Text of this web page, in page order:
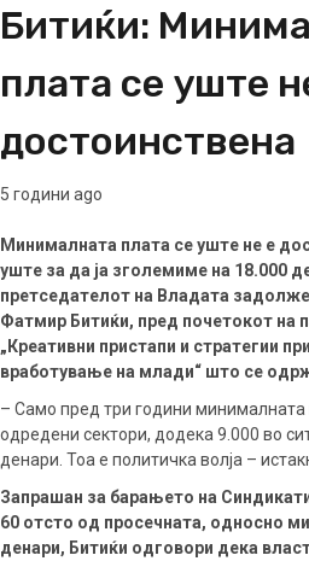
Битиќи:
плата се уште
достоинствена
5 години ago
Минималната плата се уште не е
уште за да ја зголемиме на 18.000
претседателот на Владата
Фатмир Битиќи, пред почетокот на
„Креативни пристапи и стратегии
вработување на млади“ што се
– Само пред три години
одредени сектори, додека 9.000 во
денари. Тоа е политичка волја –
Запрашан за барањето на
60 отсто од просечната, односно
денари, Битиќи одговори дека